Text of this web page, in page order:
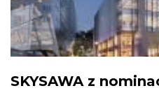
SKYSAWA z